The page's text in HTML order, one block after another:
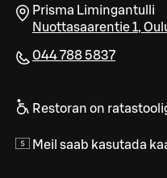
Prisma Limingantulli
Nuottasaarentie 1,
044 788 5837
Restoran on
Meil saab kasutada